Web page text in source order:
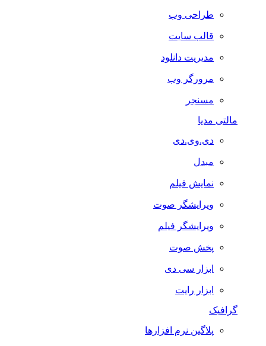
طراحی وب
قالب سایت
مدیریت دانلود
مرورگر وب
مسنجر
مالتی مدیا
دی.وی.دی
مبدل
نمایش فیلم
ویرایشگر صوت
ویرایشگر فیلم
پخش صوت
ابزار سی دی
ابزار رایت
گرافیک
پلاگین نرم افزارها